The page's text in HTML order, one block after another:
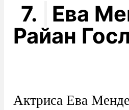
7.
Ева
Райан
Актриса Ева